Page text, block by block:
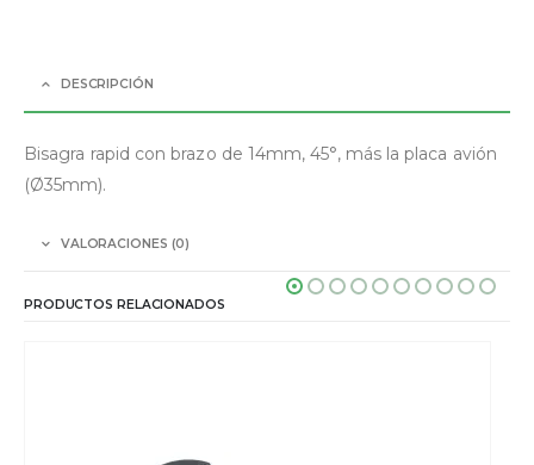
DESCRIPCIÓN
Bisagra rapid con brazo de 14mm, 45°, más la placa avión
(Ø35mm).
VALORACIONES (0)
PRODUCTOS RELACIONADOS